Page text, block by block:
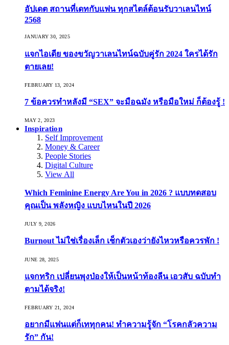
อัปเดต สถานที่เดทกับแฟน ทุกสไตล์ต้อนรับวาเลนไทน์
2568
JANUARY 30, 2025
แจกไอเดีย ของขวัญวาเลนไทน์ฉบับคู่รัก 2024 ใครได้รัก
ตายเลย!
FEBRUARY 13, 2024
7 ข้อควรทำหลังมี “SEX” จะมือฉมัง หรือมือใหม่ ก็ต้องรู้ !
MAY 2, 2023
Inspiration
Self Improvement
Money & Career
People Stories
Digital Culture
View All
Which Feminine Energy Are You in 2026 ? แบบทดสอบ
คุณเป็น พลังหญิง แบบไหนในปี 2026
JULY 9, 2026
Burnout ไม่ใช่เรื่องเล็ก เช็กตัวเองว่ายังไหวหรือควรพัก !
JUNE 28, 2025
แจกทริก เปลี่ยนพุงป่องให้เป็นหน้าท้องลีน เอวสับ ฉบับทำ
ตามได้จริง!
FEBRUARY 21, 2024
อยากมีแฟนแต่ก็เททุกคน! ทำความรู้จัก “โรคกลัวความ
รัก” กัน!